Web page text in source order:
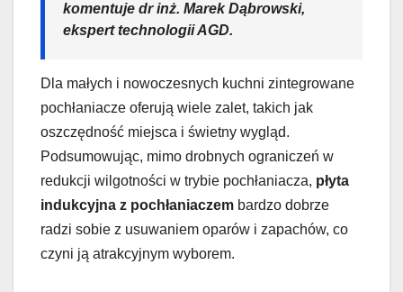
komentuje dr inż. Marek Dąbrowski,
ekspert technologii AGD.
Dla małych i nowoczesnych kuchni zintegrowane
pochłaniacze oferują wiele zalet, takich jak
oszczędność miejsca i świetny wygląd.
Podsumowując, mimo drobnych ograniczeń w
redukcji wilgotności w trybie pochłaniacza, płyta
indukcyjna z pochłaniaczem bardzo dobrze
radzi sobie z usuwaniem oparów i zapachów, co
czyni ją atrakcyjnym wyborem.